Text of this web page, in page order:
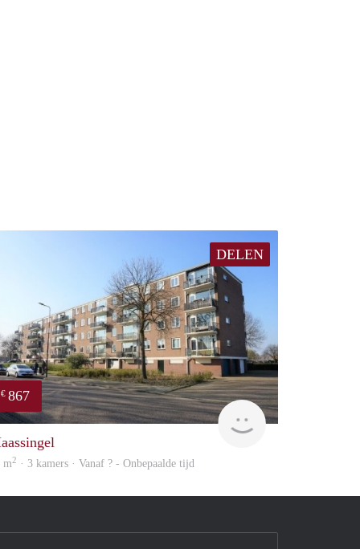
DELEN
€ 867
finder
m2 · 3 kamers · Vanaf ? - Onbepaalde tijd